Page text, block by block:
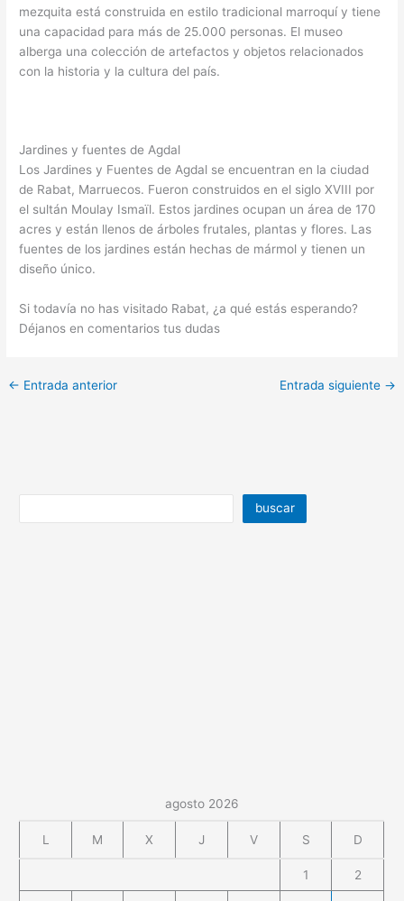
mezquita está construida en estilo tradicional marroquí y tiene
una capacidad para más de 25.000 personas. El museo
alberga una colección de artefactos y objetos relacionados
con la historia y la cultura del país.
Jardines y fuentes de Agdal
Los Jardines y Fuentes de Agdal se encuentran en la ciudad
de Rabat, Marruecos. Fueron construidos en el siglo XVIII por
el sultán Moulay Ismaïl. Estos jardines ocupan un área de 170
acres y están llenos de árboles frutales, plantas y flores. Las
fuentes de los jardines están hechas de mármol y tienen un
diseño único.
Si todavía no has visitado Rabat, ¿a qué estás esperando?
Déjanos en comentarios tus dudas
← Entrada anterior Entrada siguiente →
buscar
agosto 2026
L M X J V S D
1 2